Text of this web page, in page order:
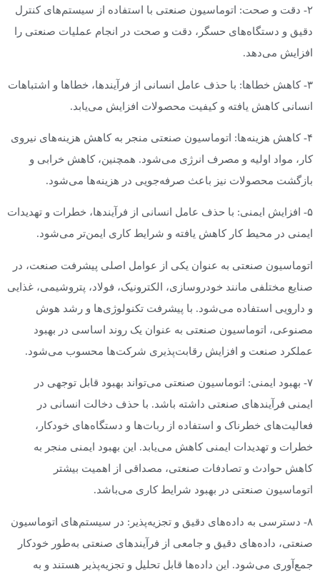
۲- دقت و صحت: اتوماسیون صنعتی با استفاده از سیستم‌های کنترل
دقیق و دستگاه‌های حسگر، دقت و صحت در انجام عملیات صنعتی را
افزایش می‌دهد.
۳- کاهش خطاها: با حذف عامل انسانی از فرآیندها، خطاها و اشتباهات
انسانی کاهش یافته و کیفیت محصولات افزایش می‌یابد.
۴- کاهش هزینه‌ها: اتوماسیون صنعتی منجر به کاهش هزینه‌های نیروی
کار، مواد اولیه و مصرف انرژی می‌شود. همچنین، کاهش خرابی و
بازگشت محصولات نیز باعث صرفه‌جویی در هزینه‌ها می‌شود.
۵- افزایش ایمنی: با حذف عامل انسانی از فرآیندها، خطرات و تهدیدات
ایمنی در محیط کار کاهش یافته و شرایط کاری ایمن‌تر می‌شود.
اتوماسیون صنعتی به عنوان یکی از عوامل اصلی پیشرفت صنعت، در
صنایع مختلفی مانند خودروسازی، الکترونیک، فولاد، پتروشیمی، غذایی
و دارویی استفاده می‌شود. با پیشرفت تکنولوژی‌ها و رشد هوش
مصنوعی، اتوماسیون صنعتی به عنوان یک روند اساسی در بهبود
عملکرد صنعت و افزایش رقابت‌پذیری شرکت‌ها محسوب می‌شود.
۷- بهبود ایمنی: اتوماسیون صنعتی می‌تواند بهبود قابل توجهی در
ایمنی فرآیندهای صنعتی داشته باشد. با حذف دخالت انسانی در
فعالیت‌های خطرناک و استفاده از ربات‌ها و دستگاه‌های خودکار،
خطرات و تهدیدات ایمنی کاهش می‌یابد. این بهبود ایمنی منجر به
کاهش حوادث و تصادفات صنعتی، مصداقی از اهمیت بیشتر
اتوماسیون صنعتی در بهبود شرایط کاری می‌باشد.
۸- دسترسی به داده‌های دقیق و تجزیه‌پذیر: در سیستم‌های اتوماسیون
صنعتی، داده‌های دقیق و جامعی از فرآیندهای صنعتی به‌طور خودکار
جمع‌آوری می‌شود. این داده‌ها قابل تحلیل و تجزیه‌پذیر هستند و به